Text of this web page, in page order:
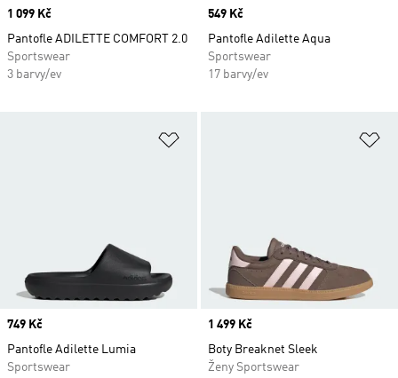
Price
1 099 Kč
Pantofle ADILETTE COMFORT 2.0
Sportswear
3 barvy/ev
Price
549 Kč
Pantofle Adilette Aqua
Sportswear
17 barvy/ev
Price
749 Kč
Pantofle Adilette Lumia
Sportswear
Price
1 499 Kč
Boty Breaknet Sleek
Ženy Sportswear